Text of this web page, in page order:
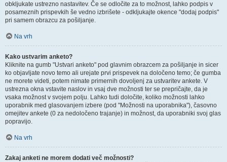
obkljukate ustrezno nastavitev. Če se odločite za to možnost, lahko podpis v
posameznih prispevkih še vedno izbrišete - odkljukajte okence "dodaj podpis"
pri samem obrazcu za pošiljanje.
Na vrh
Kako ustvarim anketo?
Kliknite na gumb "Ustvari anketo" pod glavnim obrazcem za pošiljanje in sicer
ko objavljate novo temo ali urejate prvi prispevek na določeno temo; če gumba
ne morete videti, potem nimate primernih dovoljenj za ustvaritev ankete. V
ustrezna okna vstavite naslov in vsaj dve možnosti ter se prepričajte, da je
vsaka možnost v svojem polju. Lahko tudi določite, koliko možnosti lahko
uporabnik med glasovanjem izbere (pod "Možnosti na uporabnika"), časovno
omejitev ankete (0 za nedoločeno trajanje) in možnost, da uporabniki svoj glas
popravijo.
Na vrh
Zakaj anketi ne morem dodati več možnosti?